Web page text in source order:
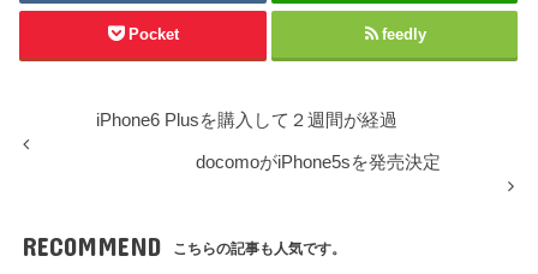
Pocket feedly
iPhone6 Plusを購入して２週間が経過
docomoがiPhone5sを発売決定
RECOMMEND こちらの記事も人気です。